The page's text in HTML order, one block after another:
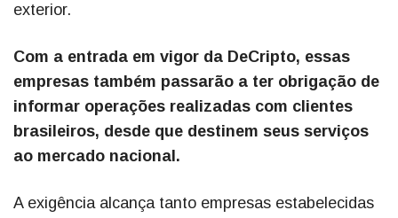
exterior.
Com a entrada em vigor da DeCripto, essas
empresas também passarão a ter obrigação de
informar operações realizadas com clientes
brasileiros, desde que destinem seus serviços
ao mercado nacional.
A exigência alcança tanto empresas estabelecidas